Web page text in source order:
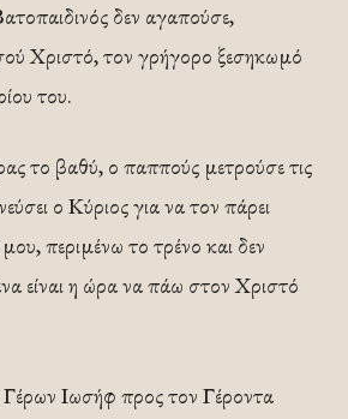
δεν αγαπούσε,
Χριστό, τον γρήγορο ξεσηκωμό
του.
το βαθύ, ο παππούς μετρούσε τις
ο Κύριος για να τον πάρει
περιμένω το τρένο και δεν
είναι η ώρα να πάω στον Χριστό
Ιωσήφ προς τον Γέροντα